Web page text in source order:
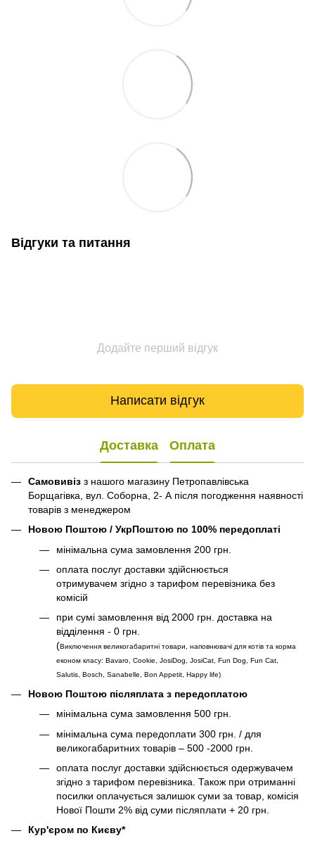
Відгуки та питання
Додайте перший відгук
Написати відгук
Доставка Оплата
Самовивіз з нашого магазину Петропавлівська
Борщагівка, вул. Соборна, 2- А після погодження наявності
товарів з менеджером
Новою Поштою / УкрПоштою по 100% передоплаті
мінімальна сума замовлення 200 грн.
оплата послуг доставки здійснюється
отримувачем згідно з тарифом перевізника без
комісій
при сумі замовлення від 2000 грн. доставка на
відділення - 0 грн.
(Виключення великогабаритні товари, наповнювачі для котів та корма
економ класу: Bavaro, Cookie, JosiDog, JosiCat, Fun Dog, Fun Cat,
Salutis, Bosch, Sanabelle, Bon Appetit, Happy life)
Новою Поштою післяплата з передоплатою
мінімальна сума замовлення 500 грн.
мінімальна сума передоплати 300 грн. / для
великогабаритних товарів – 500 -2000 грн.
оплата послуг доставки здійснюється одержувачем
згідно з тарифом перевізника. Також при отриманні
посилки оплачується залишок суми за товар, комісія
Нової Пошти 2% від суми післяплати + 20 грн.
Кур'єром по Києву*